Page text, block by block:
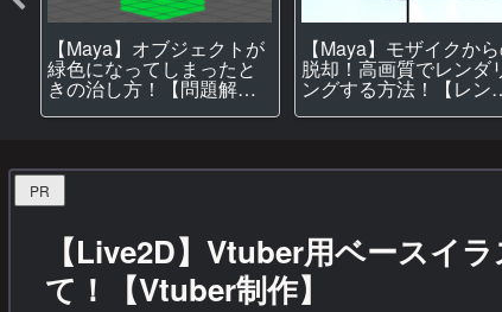
【Maya】オブジェクトが
緑色になってしまったと
きの治し方！【問題解
【Maya】モザイクか
脱却！高画質でレンダ
ングする方法！【レン
PR
【Live2D】Vtuber用ベースイ
て！【Vtuber制作】